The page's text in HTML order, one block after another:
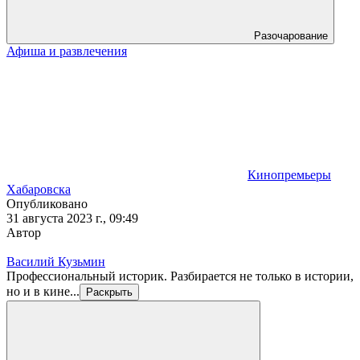
Разочарование
Афиша и развлечения
Кинопремьеры
Хабаровска
Опубликовано
31 августа 2023 г., 09:49
Автор
Василий Кузьмин
Профессиональный историк. Разбирается не только в истории,
но и в кине...
Раскрыть